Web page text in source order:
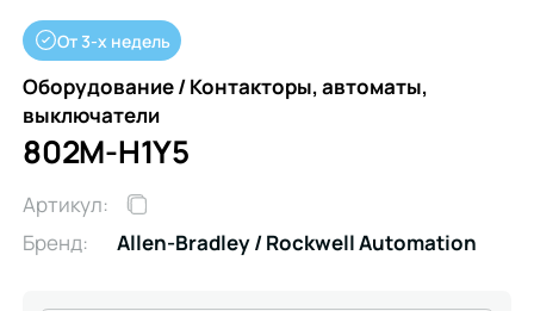
От 3-х недель
Оборудование / Контакторы, автоматы,
выключатели
802M-H1Y5
Артикул:
Бренд:
Allen-Bradley / Rockwell Automation